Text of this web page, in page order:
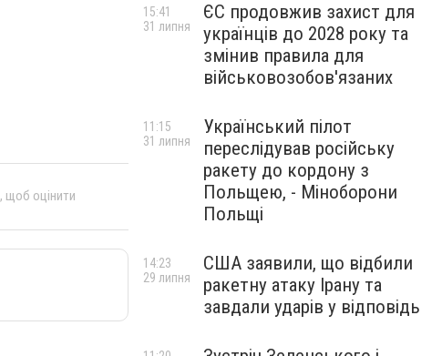
, щоб оцінити
ЄС продовжив захист для
українців до 2028 року та
змінив правила для
військовозобов'язаних
15:41
31 липня
Український пілот
переслідував російську
ракету до кордону з
Польщею, - Міноборони
Польщі
11:15
31 липня
США заявили, що відбили
ракетну атаку Ірану та
завдали ударів у відповідь
14:23
29 липня